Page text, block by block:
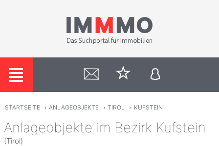
STARTSEITE › ANLAGEOBJEKTE › TIROL › KUFSTEIN
Anlageobjekte im Bezirk Kufstein
(Tirol)